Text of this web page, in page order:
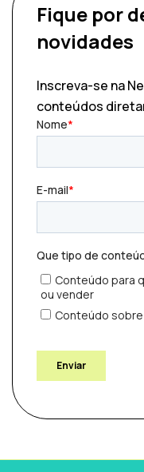
Fique por
novidades
Inscreva-se na
conteúdos